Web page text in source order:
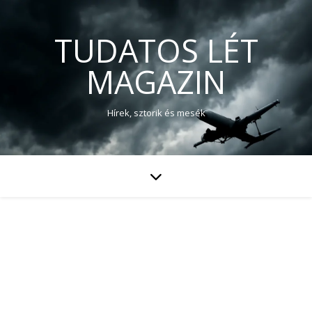
TUDATOS LÉT
MAGAZIN
Hírek, sztorik és mesék